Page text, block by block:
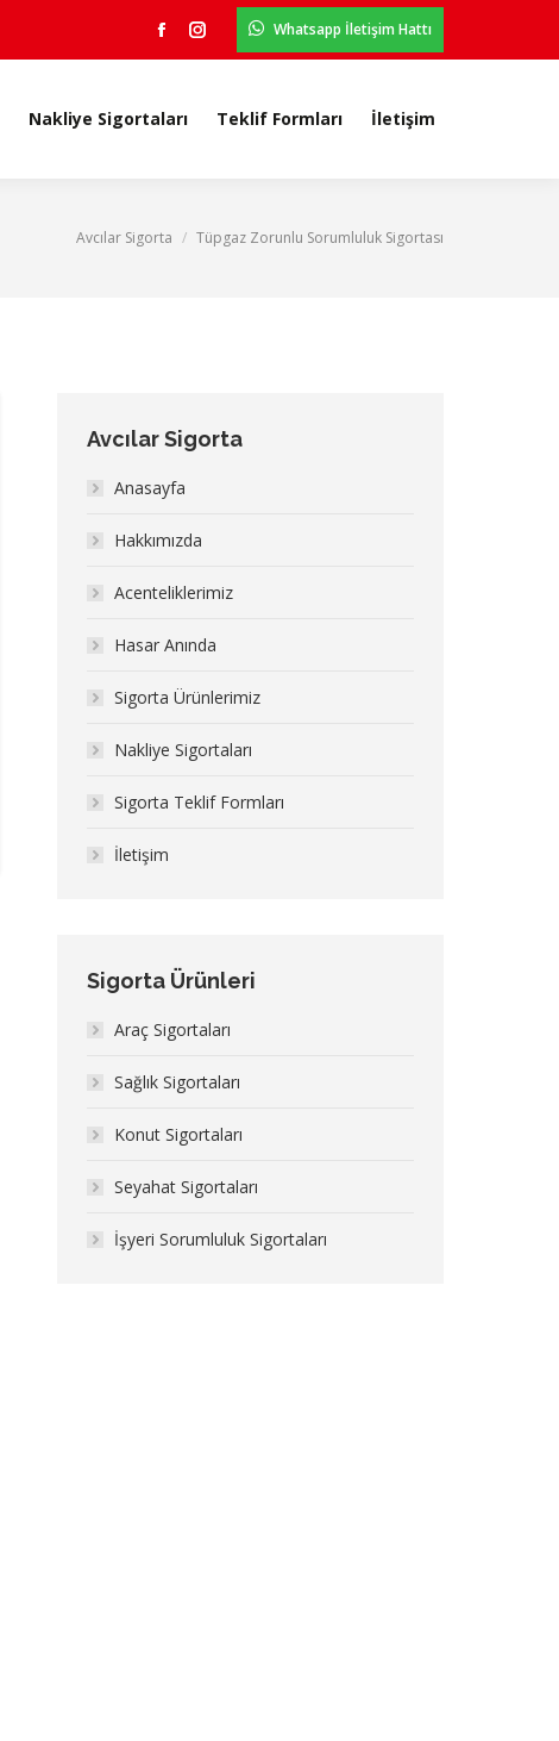
FacebookInstagramWhatsapp İletişim Hattı
Nakliye Sigortaları Teklif Formları İletişim
You are here:
Avcılar Sigorta Tüpgaz Zorunlu Sorumluluk Sigortası
Avcılar Sigorta
Anasayfa
Hakkımızda
Acenteliklerimiz
Hasar Anında
Sigorta Ürünlerimiz
Nakliye Sigortaları
Sigorta Teklif Formları
İletişim
Sigorta Ürünleri
Araç Sigortaları
Sağlık Sigortaları
Konut Sigortaları
Seyahat Sigortaları
İşyeri Sorumluluk Sigortaları
Nakliye Sigortaları Teklif Formları İletişim